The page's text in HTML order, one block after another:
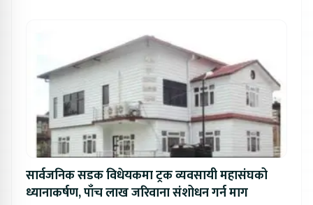
सार्वजनिक सडक विधेयकमा ट्रक व्यवसायी महासंघको
ध्यानाकर्षण, पाँच लाख जरिवाना संशोधन गर्न माग